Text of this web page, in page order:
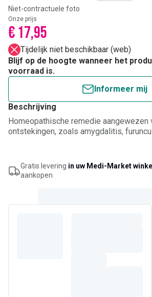
Niet-contractuele foto
Onze prijs
€ 17,95
Tijdelijk niet beschikbaar (web)
Blijf op de hoogte wanneer het
voorraad is.
Informeer mij
Beschrijving
Homeopathische remedie aangewezen
ontstekingen, zoals amygdalitis,
Gratis levering in uw Medi-Market winkel
aankopen